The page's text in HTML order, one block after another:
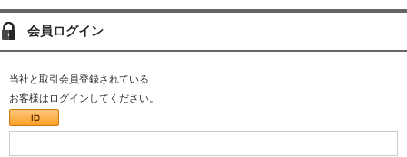
会員ログイン
当社と取引会員登録されている
お客様はログインしてください。